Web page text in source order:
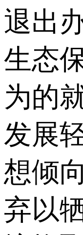
退出
生态
为的
发展
想倾
弃以